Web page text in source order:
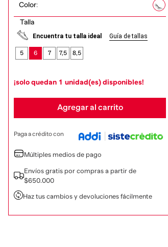
Color:
Talla
Encuentra tu talla ideal Guía de tallas
5 6 7 7,5 8,5
¡solo quedan 1 unidad(es) disponibles!
Agregar al carrito
Paga a crédito con
Múltiples medios de pago
Envíos gratis por compras a partir de
$650.000
Haz tus cambios y devoluciones fácilmente